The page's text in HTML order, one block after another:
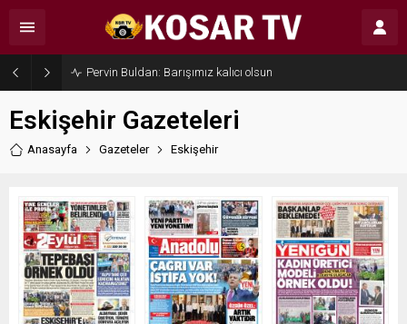
Pervin Buldan: Barışımız kalıcı olsun
Eskişehir Gazeteleri
Anasayfa Gazeteler Eskişehir